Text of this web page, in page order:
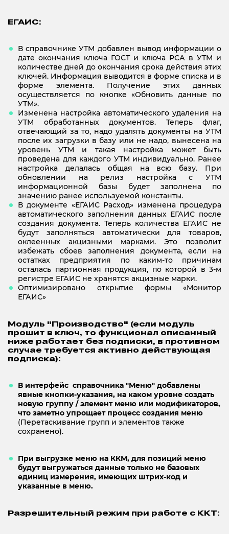
ЕГАИС:
В справочнике УТМ добавлен вывод информации о
дате окончания ключа ГОСТ и ключа РСА в УТМ и
количестве дней до окончания срока действия этих
ключей. Информация выводится в форме списка и в
форме элемента. Получение этих данных
осуществляется по кнопке «Обновить данные по
УТМ».
Изменена настройка автоматического удаления на
УТМ обработанных документов. Теперь флаг,
отвечающий за то, надо удалять документы на УТМ
после их загрузки в базу или не надо, вынесена на
уровень УТМ и такая настройка может быть
проведена для каждого УТМ индивидуально. Ранее
настройка делалась общая на всю базу. При
обновлении на релиз настройка с УТМ
информационной базы будет заполнена по
значению ранее используемой константы.
В документе «ЕГАИС Расход» изменена процедура
автоматического заполнения данных ЕГАИС после
создания документа. Теперь количества ЕГАИС не
будут заполняться автоматически для товаров,
оклеенных акцизными марками. Это позволит
избежать сбоев заполнения документа, если на
остатках предприятия по каким-то причинам
осталась партионная продукция, по которой в 3-м
регистре ЕГАИС не хранятся акцизные марки.
Оптимизировано открытие формы «Монитор
ЕГАИС»
Модуль "Производство" (если модуль
прошит в ключ, то функционал описанный
ниже работает без подписки, в противном
случае требуется активно действующая
подписка):
В интерфейс справочника "Меню" добавлены
явные кнопки-указания, на каком уровне создать
новую группу / элемент меню или модификаторов,
что заметно упрощает процесс создания меню
(Перетаскивание групп и элементов также
сохранено).
При выгрузке меню на ККМ, для позиций меню
будут выгружаться данные только не базовых
единиц измерения, имеющих штрих-код и
указанные в меню.
Разрешительный режим при работе с ККТ: